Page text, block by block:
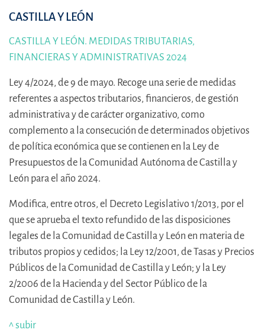
CASTILLA Y LEÓN
CASTILLA Y LEÓN. MEDIDAS TRIBUTARIAS,
FINANCIERAS Y ADMINISTRATIVAS 2024
Ley 4/2024, de 9 de mayo. Recoge una serie de medidas
referentes a aspectos tributarios, financieros, de gestión
administrativa y de carácter organizativo, como
complemento a la consecución de determinados objetivos
de política económica que se contienen en la Ley de
Presupuestos de la Comunidad Autónoma de Castilla y
León para el año 2024.
Modifica, entre otros, el Decreto Legislativo 1/2013, por el
que se aprueba el texto refundido de las disposiciones
legales de la Comunidad de Castilla y León en materia de
tributos propios y cedidos; la Ley 12/2001, de Tasas y Precios
Públicos de la Comunidad de Castilla y León; y la Ley
2/2006 de la Hacienda y del Sector Público de la
Comunidad de Castilla y León.
^ subir